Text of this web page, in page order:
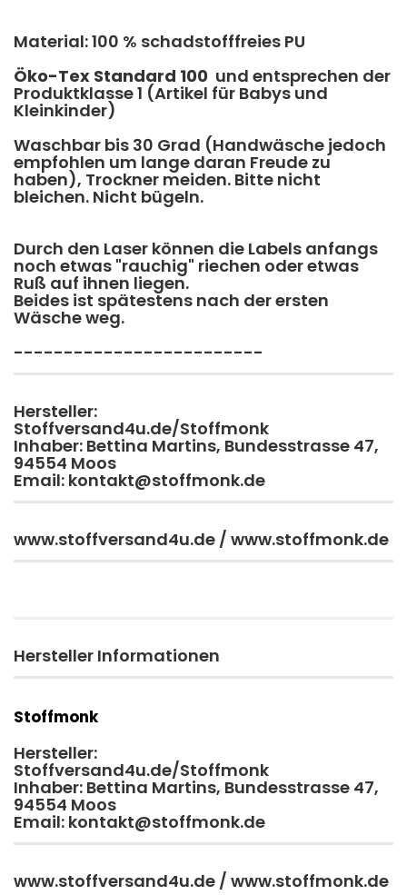
Material: 100 % schadstofffreies PU
Öko-Tex Standard 100 und entsprechen der
Produktklasse 1 (Artikel für Babys und
Kleinkinder)
Waschbar bis 30 Grad (Handwäsche jedoch
empfohlen um lange daran Freude zu
haben), Trockner meiden. Bitte nicht
bleichen. Nicht bügeln.
Durch den Laser können die Labels anfangs
noch etwas "rauchig" riechen oder etwas
Ruß auf ihnen liegen.
​Beides ist spätestens nach der ersten
Wäsche weg.
-------------------------
Hersteller:
Stoffversand4u.de/Stoffmonk
Inhaber: Bettina Martins, Bundesstrasse 47,
94554 Moos
Email: kontakt@stoffmonk.de
www.stoffversand4u.de / www.stoffmonk.de
Hersteller Informationen
Stoffmonk
Hersteller:
Stoffversand4u.de/Stoffmonk
Inhaber: Bettina Martins, Bundesstrasse 47,
94554 Moos
Email: kontakt@stoffmonk.de
www.stoffversand4u.de / www.stoffmonk.de